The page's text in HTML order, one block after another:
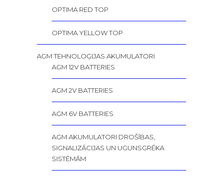
OPTIMA RED TOP
OPTIMA YELLOW TOP
AGM TEHNOLOĢIJAS AKUMULATORI
AGM 12V BATTERIES
AGM 2V BATTERIES
AGM 6V BATTERIES
AGM AKUMULATORI DROŠĪBAS,
SIGNALIZĀCIJAS UN UGUNSGRĒKA
SISTĒMĀM